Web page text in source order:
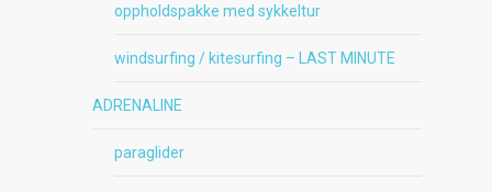
oppholdspakke med sykkeltur
windsurfing / kitesurfing – LAST MINUTE
ADRENALINE
paraglider